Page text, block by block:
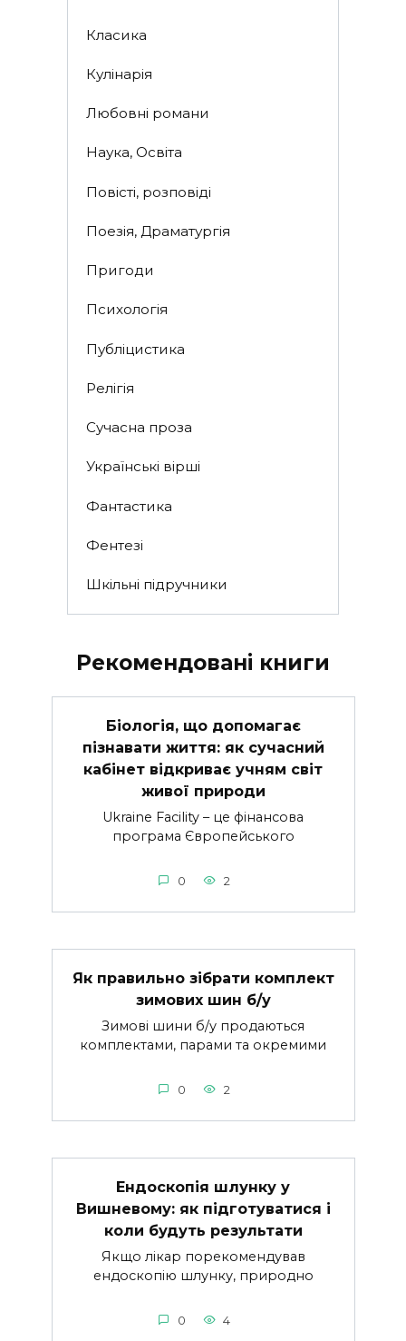
Класика
Кулінарія
Любовні романи
Наука, Освіта
Повісті, розповіді
Поезія, Драматургія
Пригоди
Психологія
Публіцистика
Релігія
Сучасна проза
Українські вірші
Фантастика
Фентезі
Шкільні підручники
Рекомендовані книги
Біологія, що допомагає
пізнавати життя: як сучасний
кабінет відкриває учням світ
живої природи
Ukraine Facility – це фінансова
програма Європейського
0 2
Як правильно зібрати комплект
зимових шин б/у
Зимові шини б/у продаються
комплектами, парами та окремими
0 2
Ендоскопія шлунку у
Вишневому: як підготуватися і
коли будуть результати
Якщо лікар порекомендував
ендоскопію шлунку, природно
0 4